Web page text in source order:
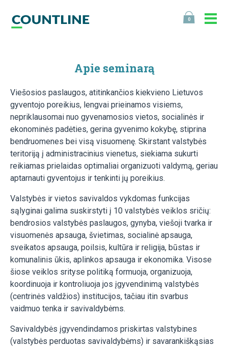
0
Apie seminarą
Viešosios paslaugos, atitinkančios kiekvieno Lietuvos
gyventojo poreikius, lengvai prieinamos visiems,
nepriklausomai nuo gyvenamosios vietos, socialinės ir
ekonominės padėties, gerina gyvenimo kokybę, stiprina
bendruomenes bei visą visuomenę. Skirstant valstybės
teritoriją į administracinius vienetus, siekiama sukurti
reikiamas prielaidas optimaliai organizuoti valdymą, geriau
aptarnauti gyventojus ir tenkinti jų poreikius.
Valstybės ir vietos savivaldos vykdomas funkcijas
sąlyginai galima suskirstyti į 10 valstybės veiklos sričių:
bendrosios valstybės paslaugos, gynyba, viešoji tvarka ir
visuomenės apsauga, švietimas, socialinė apsauga,
sveikatos apsauga, poilsis, kultūra ir religija, būstas ir
komunalinis ūkis, aplinkos apsauga ir ekonomika. Visose
šiose veiklos srityse politiką formuoja, organizuoja,
koordinuoja ir kontroliuoja jos įgyvendinimą valstybės
(centrinės valdžios) institucijos, tačiau itin svarbus
vaidmuo tenka ir savivaldybėms.
Savivaldybės įgyvendindamos priskirtas valstybines
(valstybės perduotas savivaldybėms) ir savarankiškąsias